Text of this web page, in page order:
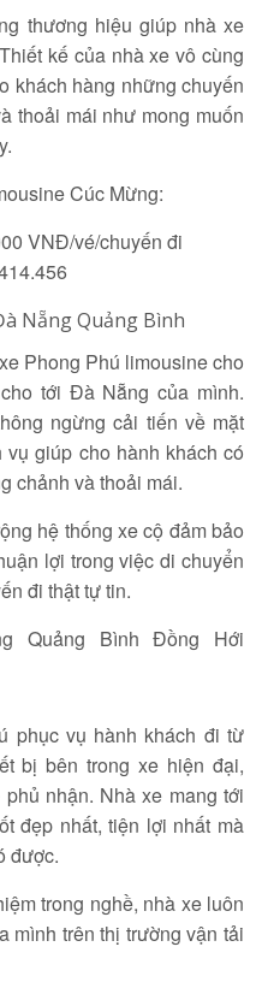
thương hiệu giúp nhà xe
kế của nhà xe vô cùng
khách hàng những chuyến
thoải mái như mong muốn
Cúc Mừng:
VNĐ/vé/chuyến đi
Nẵng Quảng Bình
Phong Phú limousine cho
tới Đà Nẵng của mình.
ngừng cải tiến về mặt
giúp cho hành khách có
chảnh và thoải mái.
hệ thống xe cộ đảm bảo
lợi trong việc di chuyển
đi thật tự tin.
phục vụ hành khách đi từ
bị bên trong xe hiện đại,
nhận. Nhà xe mang tới
đẹp nhất, tiện lợi nhất mà
được.
trong nghề, nhà xe luôn
mình trên thị trường vận tải